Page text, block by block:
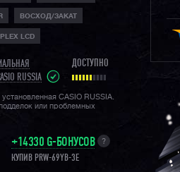
барометр, высотомер,
о заходе и восходе
радио-синхронизация
разных континентах и
незаменимым
для своих
ВОСХОД/ЗАКАТ
LCD
RUSSIA
ДОСТУПНО
CASIO RUSSIA.
или проблемных
+14330 G-БОНУСОВ
КУПИВ PRW-69YB-3E
?